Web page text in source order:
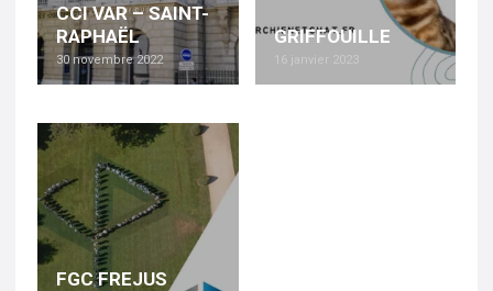
CCI VAR – SAINT-
RAPHAËL
30 novembre 2022
GRIFFOUILLE
16 janvier 2023
FGC FREJUS